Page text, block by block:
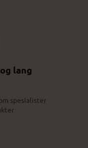
lang
spesialister